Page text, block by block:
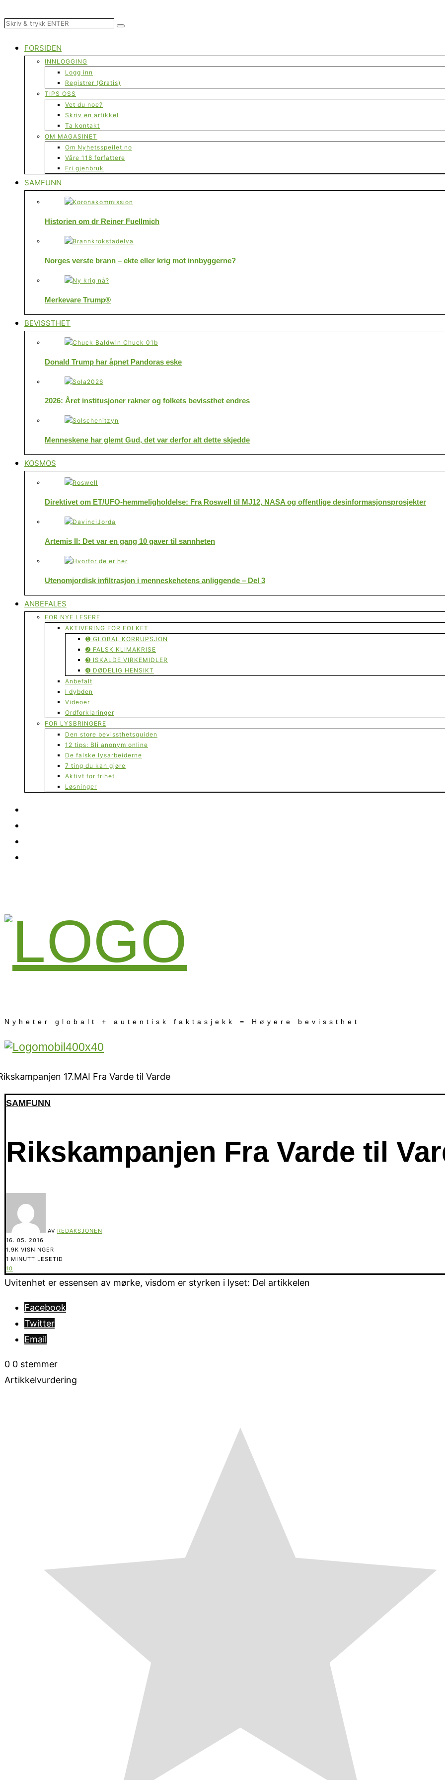
FORSIDEN
INNLOGGING
Logg inn
Registrer (Gratis)
TIPS OSS
Vet du noe?
Skriv en artikkel
Ta kontakt
OM MAGASINET
Om Nyhetsspeilet.no
Våre 118 forfattere
Fri gjenbruk
SAMFUNN
Historien om dr Reiner Fuellmich
Norges verste brann – ekte eller krig mot innbyggerne?
Merkevare Trump®
BEVISSTHET
Donald Trump har åpnet Pandoras eske
2026: Året institusjoner rakner og folkets bevissthet endres
Menneskene har glemt Gud, det var derfor alt dette skjedde
KOSMOS
Direktivet om ET/UFO-hemmeligholdelse: Fra Roswell til MJ12, NASA og offentlige desinformasjonsprosjekter
Artemis II: Det var en gang 10 gaver til sannheten
Utenomjordisk infiltrasjon i menneskehetens anliggende – Del 3
ANBEFALES
FOR NYE LESERE
AKTIVERING FOR FOLKET
➊ GLOBAL KORRUPSJON
➋ FALSK KLIMAKRISE
➌ ISKALDE VIRKEMIDLER
➍ DØDELIG HENSIKT
Anbefalt
I dybden
Videoer
Ordforklaringer
FOR LYSBRINGERE
Den store bevissthetsguiden
12 tips: Bli anonym online
De falske lysarbeiderne
7 ting du kan gjøre
Aktivt for frihet
Løsninger
Nyheter globalt + autentisk faktasjekk = Høyere bevissthet
SAMFUNN
Rikskampanjen Fra Varde til
AV REDAKSJONEN
16. 05. 2016
1.9K VISNINGER
1 MINUTT LESETID
10
Uvitenhet er essensen av mørke, visdom er styrken i lyset: Del artikkelen
Facebook
Twitter
Email
0 0 stemmer
Artikkelvurdering